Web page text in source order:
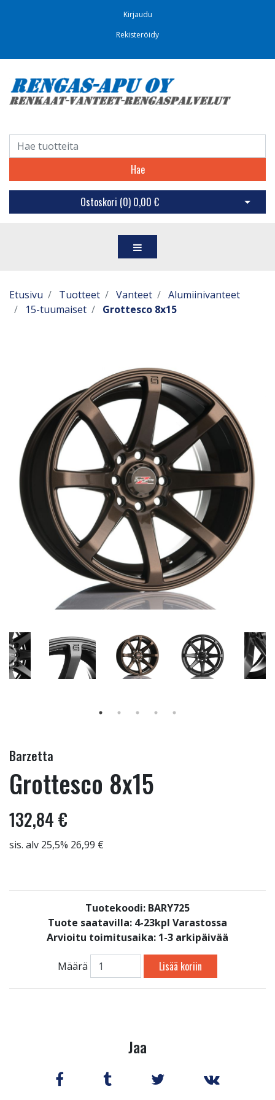
Kirjaudu
Rekisteröidy
Hae
Ostoskori (0) 0,00 € Avaa
Etusivu Tuotteet Vanteet
Alumiinivanteet
15-tuumaiset
Grottesco 8x15
Barzetta
Grottesco 8x15
132,84 €
sis. alv 25,5% 26,99 €
Tuotekoodi: BARY725
Tuote saatavilla: 4-23kpl Varastossa
Arvioitu toimitusaika: 1-3 arkipäivää
Määrä Lisää koriin
Jaa